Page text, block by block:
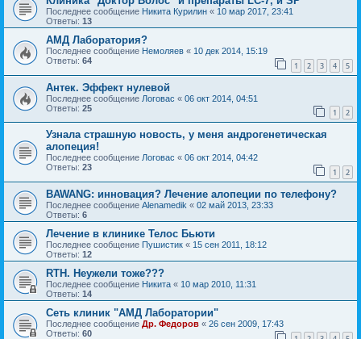
Последнее сообщение Никита Курилин « 10 мар 2017, 23:41
Ответы: 13
АМД Лаборатория?
Последнее сообщение Немоляев « 10 дек 2014, 15:19
Ответы: 64 1 2 3 4 5
Антек. Эффект нулевой
Последнее сообщение Логовас « 06 окт 2014, 04:51
Ответы: 25 1 2
Узнала страшную новость, у меня андрогенетическая
алопеция!
Последнее сообщение Логовас « 06 окт 2014, 04:42
Ответы: 23 1 2
BAWANG: инновация? Лечение алопеции по телефону?
Последнее сообщение Alenamedik « 02 май 2013, 23:33
Ответы: 6
Лечение в клинике Телос Бьюти
Последнее сообщение Пушистик « 15 сен 2011, 18:12
Ответы: 12
RTH. Неужели тоже???
Последнее сообщение Hикита « 10 мар 2010, 11:31
Ответы: 14
Сеть клиник "АМД Лаборатории"
Последнее сообщение Др. Федоров « 26 сен 2009, 17:43
Ответы: 60